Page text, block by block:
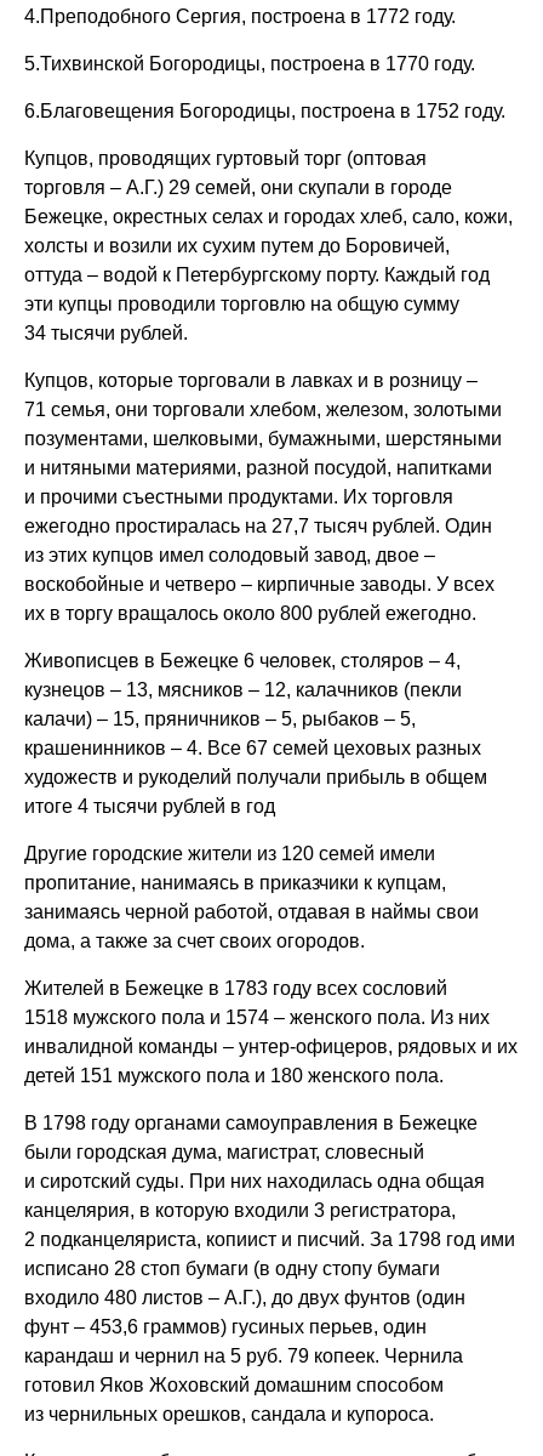
4.Преподобного Сергия, построена в 1772 году.
5.Тихвинской Богородицы, построена в 1770 году.
6.Благовещения Богородицы, построена в 1752 году.
Купцов, проводящих гуртовый торг (оптовая
торговля – А.Г.) 29 семей, они скупали в городе
Бежецке, окрестных селах и городах хлеб, сало, кожи,
холсты и возили их сухим путем до Боровичей,
оттуда – водой к Петербургскому порту. Каждый год
эти купцы проводили торговлю на общую сумму
34 тысячи рублей.
Купцов, которые торговали в лавках и в розницу –
71 семья, они торговали хлебом, железом, золотыми
позументами, шелковыми, бумажными, шерстяными
и нитяными материями, разной посудой, напитками
и прочими съестными продуктами. Их торговля
ежегодно простиралась на 27,7 тысяч рублей. Один
из этих купцов имел солодовый завод, двое –
воскобойные и четверо – кирпичные заводы. У всех
их в торгу вращалось около 800 рублей ежегодно.
Живописцев в Бежецке 6 человек, столяров – 4,
кузнецов – 13, мясников – 12, калачников (пекли
калачи) – 15, пряничников – 5, рыбаков – 5,
крашенинников – 4. Все 67 семей цеховых разных
художеств и рукоделий получали прибыль в общем
итоге 4 тысячи рублей в год
Другие городские жители из 120 семей имели
пропитание, нанимаясь в приказчики к купцам,
занимаясь черной работой, отдавая в наймы свои
дома, а также за счет своих огородов.
Жителей в Бежецке в 1783 году всех сословий
1518 мужского пола и 1574 – женского пола. Из них
инвалидной команды – унтер-офицеров, рядовых и их
детей 151 мужского пола и 180 женского пола.
В 1798 году органами самоуправления в Бежецке
были городская дума, магистрат, словесный
и сиротский суды. При них находилась одна общая
канцелярия, в которую входили 3 регистратора,
2 подканцеляриста, копиист и писчий. За 1798 год ими
исписано 28 стоп бумаги (в одну стопу бумаги
входило 480 листов – А.Г.), до двух фунтов (один
фунт – 453,6 граммов) гусиных перьев, один
карандаш и чернил на 5 руб. 79 копеек. Чернила
готовил Яков Жоховский домашним способом
из чернильных орешков, сандала и купороса.